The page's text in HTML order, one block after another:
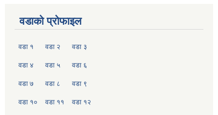
वडाको प्रोफाइल
वडा १ वडा २ वडा ३
वडा ४ वडा ५ वडा ६
वडा ७ वडा ८ वडा ९
वडा १० वडा ११ वडा १२